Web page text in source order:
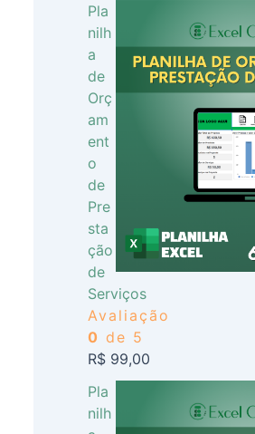
Pla
nilh
a
de
Orç
am
ent
o
de
Pre
sta
ção
de
Serviços
Avaliação
0 de 5
R$99,00
Pla
nilh